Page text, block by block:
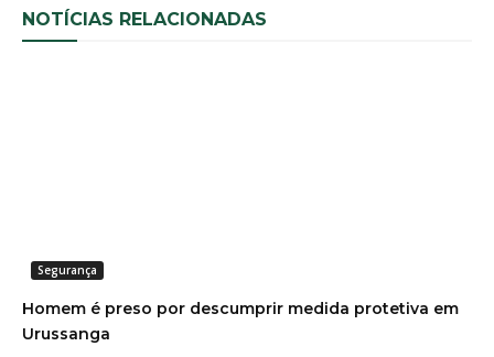
NOTÍCIAS RELACIONADAS
Segurança
Homem é preso por descumprir medida protetiva em
Urussanga